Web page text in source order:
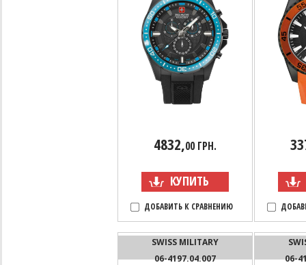
4832,00 ГРН.
КУПИТЬ
ДОБАВИТЬ К СРАВНЕНИЮ
SWISS MILITARY
06-4197.04.007
06-